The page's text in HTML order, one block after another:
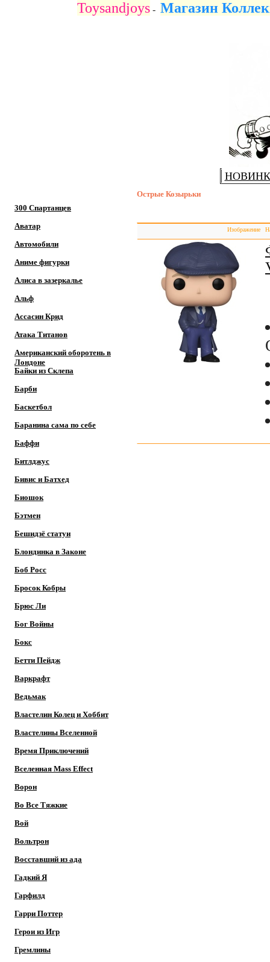
Toysandjoys - Магазин
300 Спартанцев
Аватар
Автомобили
Аниме фигурки
Алиса в зазеркалье
Альф
Ассасин Крид
Атака Титанов
Американский оборотень в
Лондоне
Байки из Склепа
Барби
Баскетбол
Баранина сама по себе
Баффи
Битлджус
Бивис и Батхед
Биошок
Бэтмен
Бешидзё статуи
Блондинка в Законе
Боб Росс
Бросок Кобры
Брюс Ли
Бог Войны
Бокс
Бетти Пейдж
Варкрафт
Ведьмак
Властелин Колец и Хоббит
Властелины Вселенной
Время Приключений
Вселенная Mass Effect
Ворон
Во Все Тяжкие
Вой
Вольтрон
Восставший из ада
Гадкий Я
Гарфилд
Гарри Поттер
Герои из Игр
Гремлины
Острые Козырьки
Изображение